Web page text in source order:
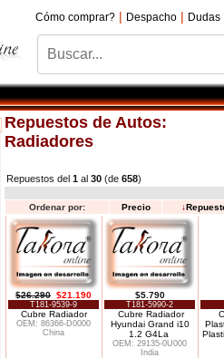
Cómo comprar? | Despacho | Dudas
Repuestos de Autos:
Radiadores
Repuestos del 1 al 30 (de 658)
Ordenar por: Precio ↓
$26.290 $21.190
T181-9539-9
Cubre Radiador
OEM: 86366-D0000
China
$5.790
T181-5990-2
Cubre Radiador
Hyundai Grand i10
1.2 G4La
OEM: 29135-0U000
India